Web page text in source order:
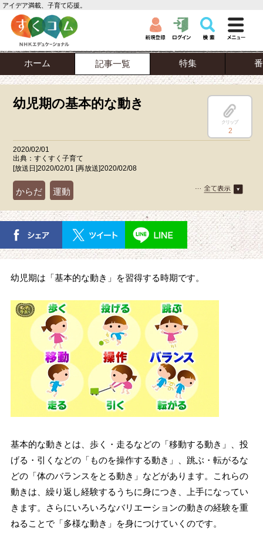
アイデア満載、子育て応援。
ホーム 記事一覧 特集
幼児期の基本的な動き
クリップ
2
2020/02/01
出典：すくすく子育て
[放送日]2020/02/01 [再放送]2020/02/08
からだ 運動
幼児期は「基本的な動き」を習得する時期です。
基本的な動きとは、歩く・走るなどの「移動する動き」、投
げる・引くなどの「ものを操作する動き」、跳ぶ・転がるな
どの「体のバランスをとる動き」などがあります。これらの
動きは、繰り返し経験するうちに身につき、上手になってい
きます。さらにいろいろなバリエーションの動きの経験を重
ねることで「多様な動き」を身につけていくのです。